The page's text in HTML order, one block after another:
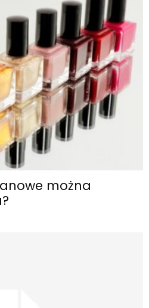
można